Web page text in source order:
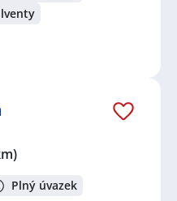
Plný úvazek